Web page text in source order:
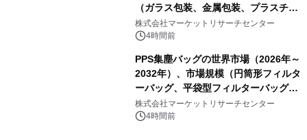
（ガラス包装、金属包装、プラスチッ
ク包装、その他）・分析レポートを発
表
株式会社マーケットリサーチセンター
4時間前
PPS集塵バッグの世界市場（2026年～
2032年）、市場規模（円筒形フィルタ
ーバッグ、平袋型フィルターバッグ、
プリーツフィルターバッグ、その
他）・分析レポートを発表
株式会社マーケットリサーチセンター
4時間前